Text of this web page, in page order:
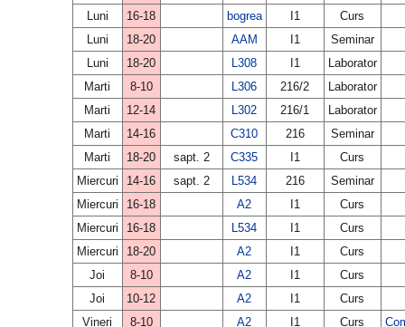
Luni
16-18 bogrea I1
Curs
Luni
18-20 AAM I1
Seminar
Luni
18-20 L308 I1
Laborator
Marti
8-10 L306 216/2
Laborator
Marti
12-14 L302 216/1
Laborator
Marti
14-16 C310 216
Seminar
Marti
18-20 sapt. 2 C335 I1
Curs
Miercuri
14-16 sapt. 2 L534 216
Seminar
Miercuri
16-18 A2 I1
Curs
Miercuri
16-18 L534 I1
Curs
Miercuri
18-20 A2 I1
Curs
Joi
8-10 A2 I1
Curs
Joi
10-12 A2 I1
Curs
Vineri
8-10 A2 I1 Curs